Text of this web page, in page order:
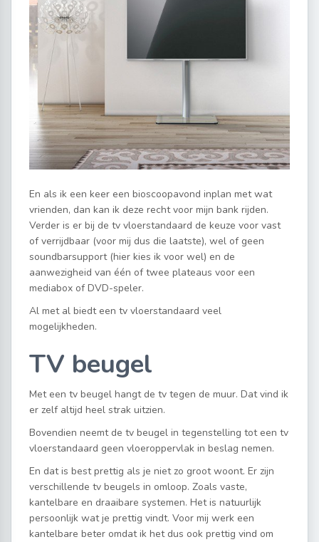
En als ik een keer een bioscoopavond inplan met wat
vrienden, dan kan ik deze recht voor mijn bank rijden.
Verder is er bij de tv vloerstandaard de keuze voor vast
of verrijdbaar (voor mij dus die laatste), wel of geen
soundbarsupport (hier kies ik voor wel) en de
aanwezigheid van één of twee plateaus voor een
mediabox of DVD-speler.
Al met al biedt een tv vloerstandaard veel
mogelijkheden.
TV beugel
Met een tv beugel hangt de tv tegen de muur. Dat vind ik
er zelf altijd heel strak uitzien.
Bovendien neemt de tv beugel in tegenstelling tot een tv
vloerstandaard geen vloeroppervlak in beslag nemen.
En dat is best prettig als je niet zo groot woont. Er zijn
verschillende tv beugels in omloop. Zoals vaste,
kantelbare en draaibare systemen. Het is natuurlijk
persoonlijk wat je prettig vindt. Voor mij werk een
kantelbare beter omdat ik het dus ook prettig vind om